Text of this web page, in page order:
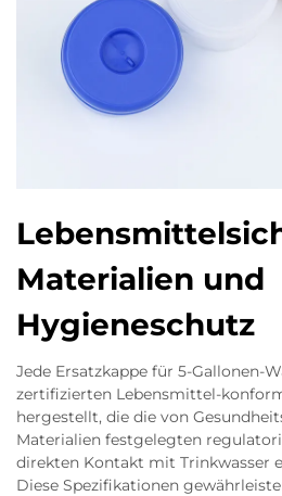
Materialien und
Hygieneschutz
Jede Ersatzkappe für 5-Gallonen-
zertifizierten Lebensmittel-
hergestellt, die die von
Materialien festgelegten
direkten Kontakt mit Trinkwasser
Diese Spezifikationen